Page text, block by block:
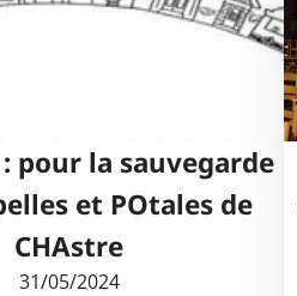
pour la sauvegarde
et POtales de
CHAstre
31/05/2024